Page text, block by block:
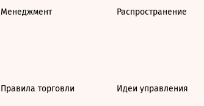
Менеджмент Распространение
Правила торговли Идеи управления